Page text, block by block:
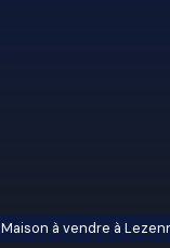
Maison à vendre à